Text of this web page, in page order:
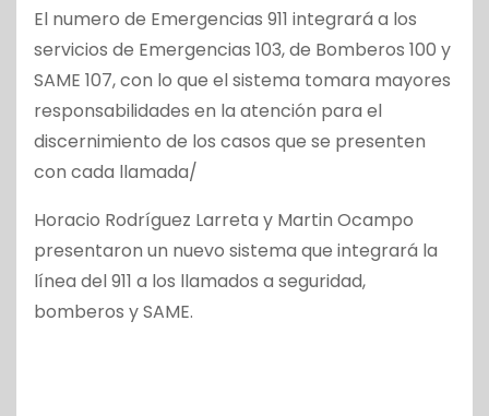
El numero de Emergencias 911 integrará a los
servicios de Emergencias 103, de Bomberos 100 y
SAME 107, con lo que el sistema tomara mayores
responsabilidades en la atención para el
discernimiento de los casos que se presenten
con cada llamada/
Horacio Rodríguez Larreta y Martin Ocampo
presentaron un nuevo sistema que integrará la
línea del 911 a los llamados a seguridad,
bomberos y SAME.